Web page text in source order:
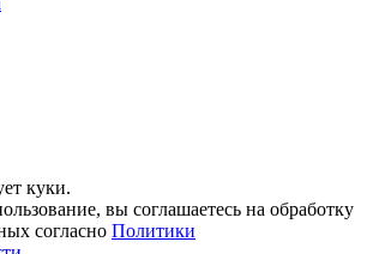
куки.
вы соглашаетесь на обработку
согласно Политики